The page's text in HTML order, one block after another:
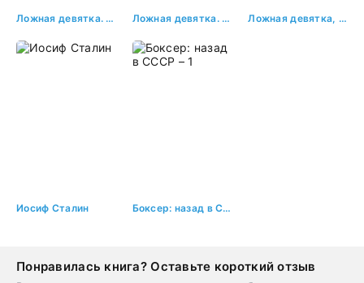
Ложная девятка. Пятый том Ложная девятка. Том четвертый Ложная девятка, часть вторая
Иосиф Сталин Боксер: назад в СССР – 1
Понравилась книга? Оставьте короткий отзыв